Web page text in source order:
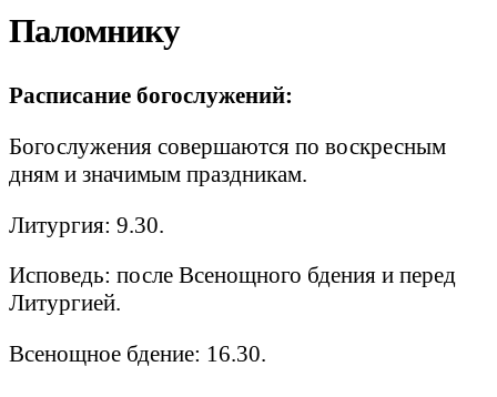
Паломнику
Расписание богослужений:
Богослужения совершаются по воскресным
дням и значимым праздникам.
Литургия: 9.30.
Исповедь: после Всенощного бдения и перед
Литургией.
Всенощное бдение: 16.30.